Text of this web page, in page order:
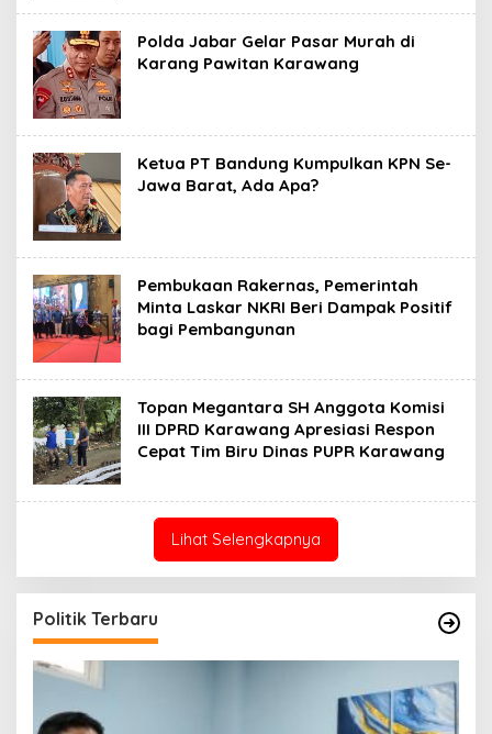
Polda Jabar Gelar Pasar Murah di
Karang Pawitan Karawang
Ketua PT Bandung Kumpulkan KPN Se-
Jawa Barat, Ada Apa?
Pembukaan Rakernas, Pemerintah
Minta Laskar NKRI Beri Dampak Positif
bagi Pembangunan
Topan Megantara SH Anggota Komisi
III DPRD Karawang Apresiasi Respon
Cepat Tim Biru Dinas PUPR Karawang
Lihat Selengkapnya
Politik Terbaru